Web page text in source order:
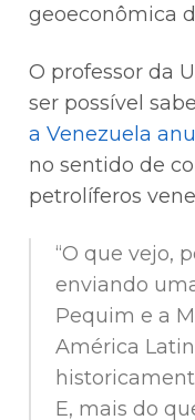
geoeconômica
O professor da
ser possível
a Venezuela
no sentido de
petrolíferos
“O que vejo,
enviando
Pequim e a
América
E, mais do